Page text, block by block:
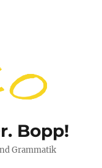
Bopp!
Grammatik